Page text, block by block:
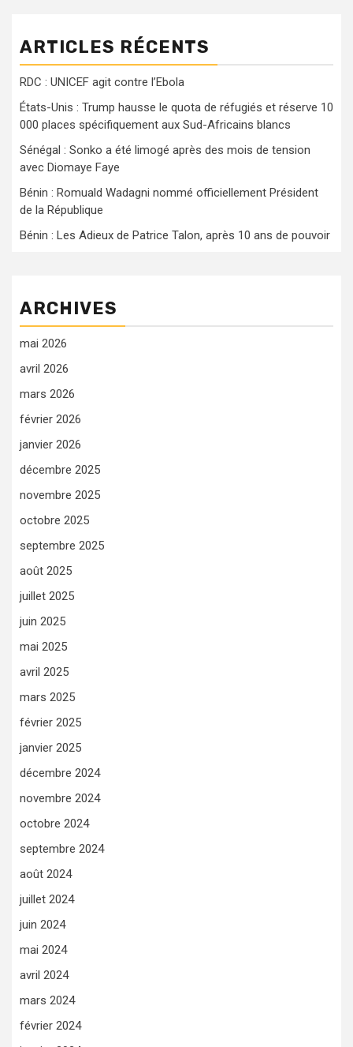
ARTICLES RÉCENTS
RDC : UNICEF agit contre l’Ebola
États-Unis : Trump hausse le quota de réfugiés et réserve 10
000 places spécifiquement aux Sud-Africains blancs
Sénégal : Sonko a été limogé après des mois de tension
avec Diomaye Faye
Bénin : Romuald Wadagni nommé officiellement Président
de la République
Bénin : Les Adieux de Patrice Talon, après 10 ans de pouvoir
ARCHIVES
mai 2026
avril 2026
mars 2026
février 2026
janvier 2026
décembre 2025
novembre 2025
octobre 2025
septembre 2025
août 2025
juillet 2025
juin 2025
mai 2025
avril 2025
mars 2025
février 2025
janvier 2025
décembre 2024
novembre 2024
octobre 2024
septembre 2024
août 2024
juillet 2024
juin 2024
mai 2024
avril 2024
mars 2024
février 2024